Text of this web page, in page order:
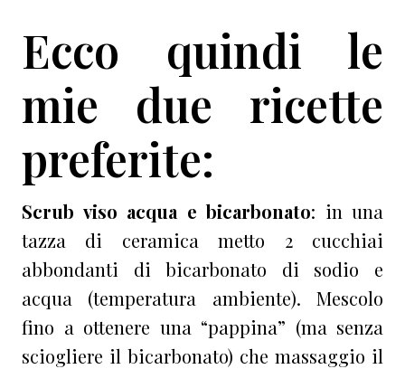
Ecco quindi le
mie due ricette
preferite:
Scrub viso acqua e bicarbonato: in una
tazza di ceramica metto 2 cucchiai
abbondanti di bicarbonato di sodio e
acqua (temperatura ambiente). Mescolo
fino a ottenere una “pappina” (ma senza
sciogliere il bicarbonato) che massaggio il